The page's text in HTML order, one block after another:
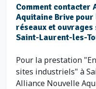
Comment contacter
Aquitaine Brive
réseaux et
Saint-Laurent-les-
Pour la prestation
sites industriels" à
Alliance Nouvelle